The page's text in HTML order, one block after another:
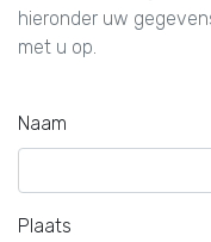
hieronder uw
met u op.
Naam
Plaats